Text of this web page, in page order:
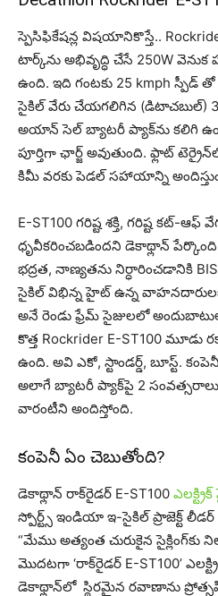
స్పెసిఫికేషన్ల విషయానికొస్తే..
టార్క్‌ను అభివృద్ధి చేసే 250W
ఉంది. ఇది గంట‌కు 25 kmph స్పీడ్ తో
సైకిల్ వేరు చేయగలిగిన (డిటాచ‌బుల్‌)
అయాన్ సెల్ బ్యాటరీ ప్యాక్‌ను కలిగి
పూర్తిగా ఛార్జ్ అవుతుంది. ఫ్లాట్
కిమీ వరకు పెడల్ సహాయాన్ని
E-ST100 గరిష్ట శక్తి, గరిష్ట కట్-ఆఫ్
ధృవీకరించబడిందని డెకాథ్లాన్
భద్రత, నాణ్యతను నిర్ధారించడానికి
సైకిల్ విభిన్న హైట్ ఉన్న
అనే రెండు ఫ్రేమ్ సైజులలో
కొత్త Rockrider E-ST100
ఉంది. అవి ఎకో, స్టాండర్డ్, బూస్ట్.
అలాగే బ్యాటరీ ప్యాక్‌పై 2 సంవత్సరాలు
వారంటీని అందిస్తోంది.
కంపెనీ ఏం చెబుతోంది?
డెకాథ్లాన్ రాక్‌రైడర్ E-ST100
స్పోర్ట్స్ ఇండియా ఇ-సైకిల్ ప్రాజెక్ట్
“మేము అత్యంత చురుకైన
మొదటగా ‘రాక్‌రైడర్ E-ST100’
డెకాథ్లాన్‌లో స్థిరమైన రవాణాను